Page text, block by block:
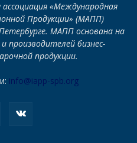
ассоциация «Международная
Продукции» (МАПП)
МАПП основана на
производителей бизнес-
продукции.
info@iapp-spb.org